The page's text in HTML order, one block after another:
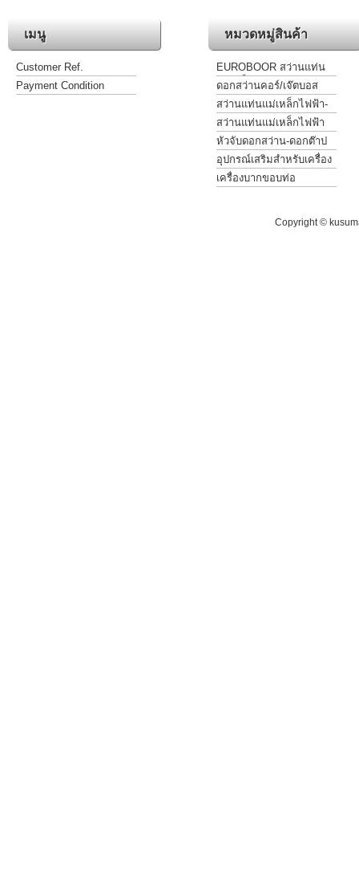
เมนู
Customer Ref.
Payment Condition
หมวดหมู่สินค้า
EUROBOOR สว่านแท่น
แม่เหล็กไฟฟ้า
ดอกสว่านคอร์/เจ๊ตบอส
เจาะโลหะ รุ่นไฮสปีดและ
ฟันคาร์ไบด์
สว่านแท่นแม่เหล็กไฟฟ้า-
ต๊าปเกลียว-เคาน์เตอร์ซิงค์-
กว้านรูหัวน๊อต
สว่านแท่นแม่เหล็กไฟฟ้า
สำหรับงานเฉพาะ
หัวจับดอกสว่าน-ดอกต๊าป
อะแด๊ปเตอร์ ข้อลด
อุปกรณ์เสริมสำหรับเครื่อง
เจาะสว่านไฟฟ้าฐานแม่
เหล็ก
เครื่องบากขอบท่อ
Copyright ©